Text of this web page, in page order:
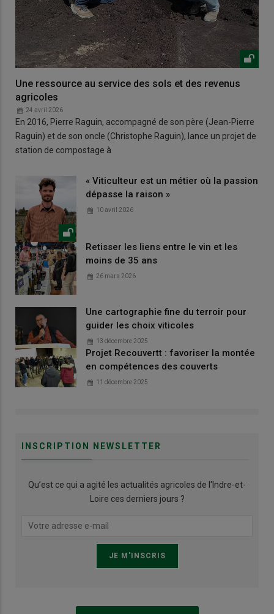
Une ressource au service des sols et des revenus
agricoles
24 avril 2026
En 2016, Pierre Raguin, accompagné de son père (Jean-Pierre
Raguin) et de son oncle (Christophe Raguin), lance un projet de
station de compostage à
« Viticulteur est un métier où la passion
dépasse la raison »
10 avril 2026
Retisser les liens entre le vin et les
moins de 35 ans
26 mars 2026
Une cartographie fine du terroir pour
guider les choix viticoles
13 décembre 2025
Projet Recouvertt : favoriser la montée
en compétences des couverts
11 décembre 2025
INSCRIPTION NEWSLETTER
Qu’est ce qui a agité les actualités agricoles de l'Indre-et-
Loire ces derniers jours ?